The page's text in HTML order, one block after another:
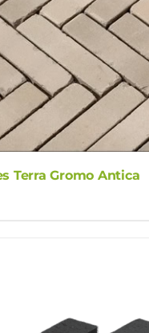
Terra Gromo Antica